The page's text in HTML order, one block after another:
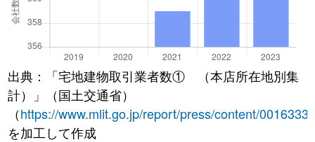
出典：「宅地建物取引業者数① （本店所在地別集
計）」（国土交通省）
（https://www.mlit.go.jp/report/press/content/
を加工して作成